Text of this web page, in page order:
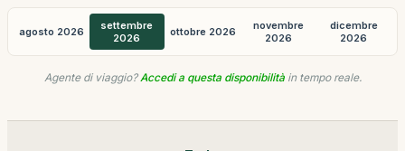
agosto 2026
settembre
2026
ottobre 2026
novembre
2026
dicembre
2026
Agente di viaggio?Accedi a questa disponibilitàin tempo reale.